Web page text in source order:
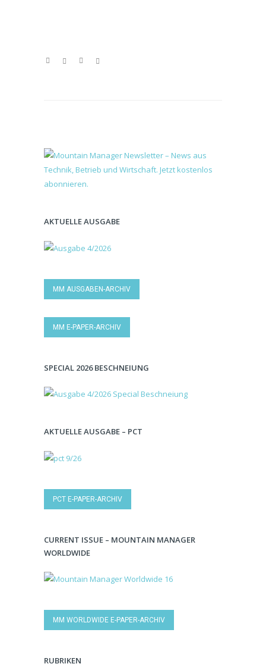
AKTUELLE AUSGABE
MM AUSGABEN-ARCHIV
MM E-PAPER-ARCHIV
SPECIAL 2026 BESCHNEIUNG
AKTUELLE AUSGABE – PCT
PCT E-PAPER-ARCHIV
CURRENT ISSUE – MOUNTAIN MANAGER
WORLDWIDE
MM WORLDWIDE E-PAPER-ARCHIV
RUBRIKEN